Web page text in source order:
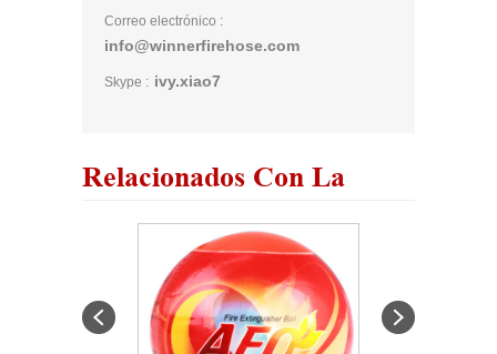
Correo electrónico :
info@winnerfirehose.com
Skype : ivy.xiao7
Relacionados Con La